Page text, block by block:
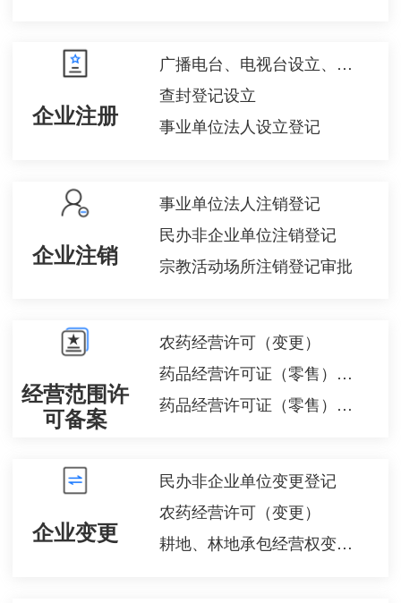
企业注册
广播电台、电视台设立、终止审批
查封登记设立
事业单位法人设立登记
企业注销
事业单位法人注销登记
民办非企业单位注销登记
宗教活动场所注销登记审批
经营范围许
可备案
农药经营许可（变更）
药品经营许可证（零售）换发
药品经营许可证（零售）注销
企业变更
民办非企业单位变更登记
农药经营许可（变更）
耕地、林地承包经营权变更登记